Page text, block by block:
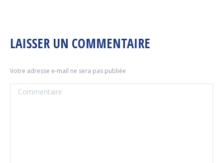
LAISSER UN COMMENTAIRE
Votre adresse e-mail ne sera pas publiée
Commentaire